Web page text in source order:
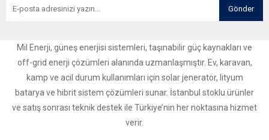
Gönder
Mil Enerji, güneş enerjisi sistemleri, taşınabilir güç kaynakları ve
off-grid enerji çözümleri alanında uzmanlaşmıştır. Ev, karavan,
kamp ve acil durum kullanımları için solar jeneratör, lityum
batarya ve hibrit sistem çözümleri sunar. İstanbul stoklu ürünler
ve satış sonrası teknik destek ile Türkiye’nin her noktasına hizmet
verir.